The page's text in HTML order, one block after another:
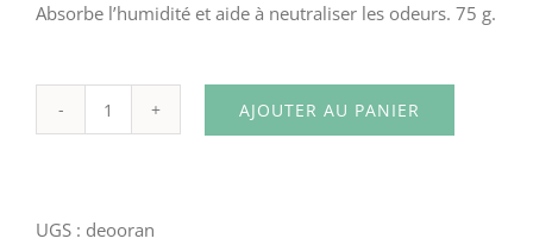
Absorbe l’humidité et aide à neutraliser les odeurs. 75 g.
Orange
AJOUTER AU PANIER
UGS : deooran